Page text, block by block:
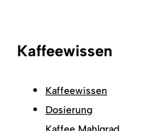
Kaffeewissen
Kaffeewissen
Dosierung